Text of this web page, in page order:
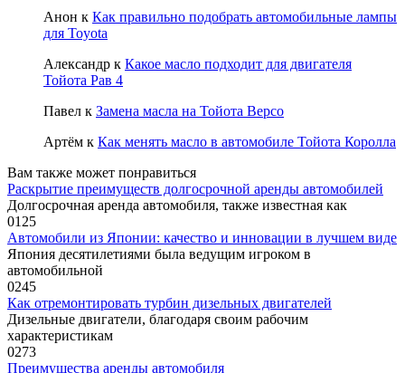
Анон к Как правильно подобрать автомобильные лампы
для Toyota
Александр к Какое масло подходит для двигателя
Тойота Рав 4
Павел к Замена масла на Тойота Версо
Артём к Как менять масло в автомобиле Тойота Королла
Вам также может понравиться
Раскрытие преимуществ долгосрочной аренды автомобилей
Долгосрочная аренда автомобиля, также известная как
0125
Автомобили из Японии: качество и инновации в лучшем виде
Япония десятилетиями была ведущим игроком в
автомобильной
0245
Как отремонтировать турбин дизельных двигателей
Дизельные двигатели, благодаря своим рабочим
характеристикам
0273
Преимущества аренды автомобиля